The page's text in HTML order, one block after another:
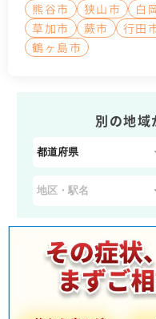
熊谷市
狭山市 白
草加市
蕨市 行田
鶴ヶ島市
別の地域